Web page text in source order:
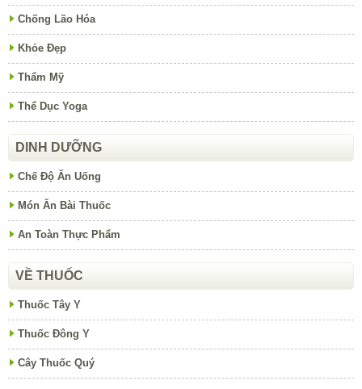
Chống Lão Hóa
Khỏe Đẹp
Thẩm Mỹ
Thể Dục Yoga
DINH DƯỠNG
Chế Độ Ăn Uống
Món Ăn Bài Thuốc
An Toàn Thực Phẩm
VỀ THUỐC
Thuốc Tây Y
Thuốc Đông Y
Cây Thuốc Quý